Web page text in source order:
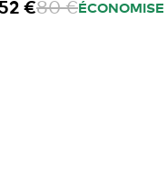
€80 €